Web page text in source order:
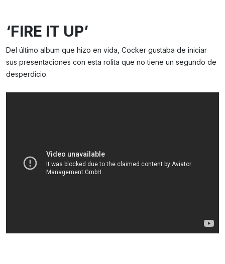
‘FIRE IT UP’
Del último album que hizo en vida, Cocker gustaba de iniciar
sus presentaciones con esta rolita que no tiene un segundo de
desperdicio.